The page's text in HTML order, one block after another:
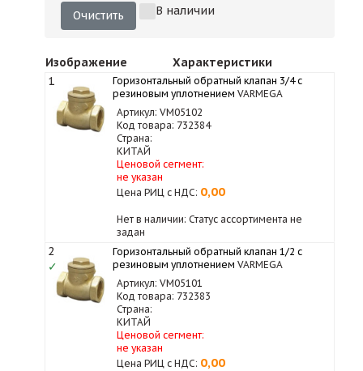
Очистить В наличии
Изображение
Характеристики
1
Горизонтальный обратный клапан 3/4 с
резиновым уплотнением VARMEGA
Артикул: VM05102
Код товара: 732384
Страна:
КИТАЙ
Ценовой сегмент:
не указан
Цена РИЦ с НДС: 0,00
Нет в наличии: Статус ассортимента не
задан
2
✓
Горизонтальный обратный клапан 1/2 с
резиновым уплотнением VARMEGA
Артикул: VM05101
Код товара: 732383
Страна:
КИТАЙ
Ценовой сегмент:
не указан
Цена РИЦ с НДС: 0,00